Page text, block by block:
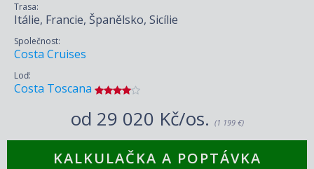
Trasa:
Itálie, Francie, Španělsko, Sicílie
Společnost:
Costa Cruises
Loď:
Costa Toscana
od 29 020 Kč/os. (1 199 €)
KALKULAČKA A POPTÁVKA